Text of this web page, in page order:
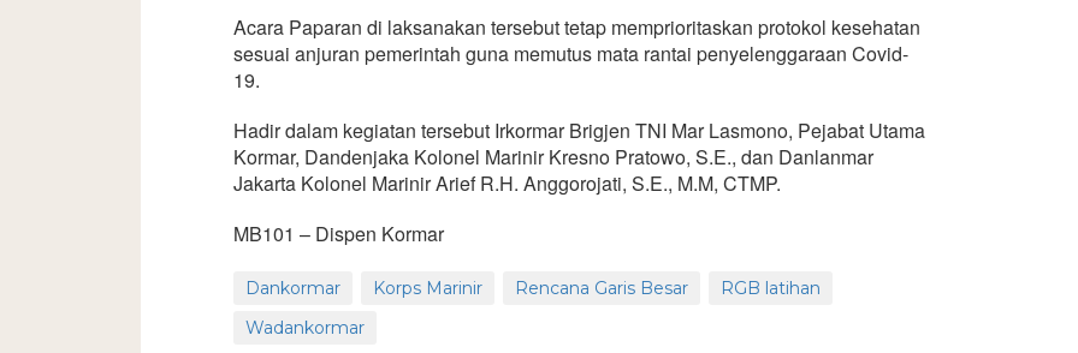
Acara Paparan di laksanakan tersebut tetap memprioritaskan protokol kesehatan
sesuai anjuran pemerintah guna memutus mata rantai penyelenggaraan Covid-
19.
Hadir dalam kegiatan tersebut Irkormar Brigjen TNI Mar Lasmono, Pejabat Utama
Kormar, Dandenjaka Kolonel Marinir Kresno Pratowo, S.E., dan Danlanmar
Jakarta Kolonel Marinir Arief R.H. Anggorojati, S.E., M.M, CTMP.
MB101 – Dispen Kormar
Dankormar Korps Marinir Rencana Garis Besar
RGB latihan
Wadankormar